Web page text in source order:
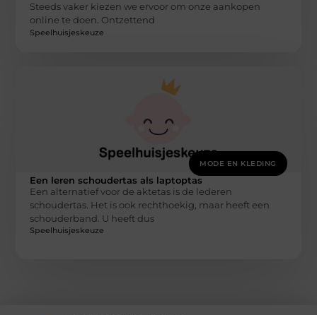
Steeds vaker kiezen we ervoor om onze aankopen
online te doen. Ontzettend
Speelhuisjeskeuze
MODE EN KLEDING
Een leren schoudertas als laptoptas
Een alternatief voor de aktetas is de lederen
schoudertas. Het is ook rechthoekig, maar heeft een
schouderband. U heeft dus
Speelhuisjeskeuze